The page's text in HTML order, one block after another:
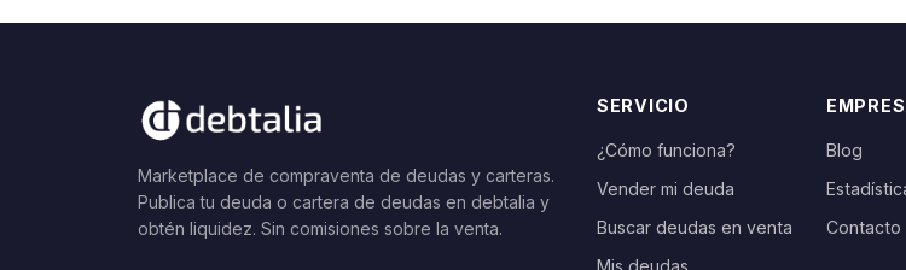
Marketplace de compraventa de deudas y carteras.
Publica tu deuda o cartera de deudas en debtalia y
obtén liquidez. Sin comisiones sobre la venta.
SERVICIO
¿Cómo funciona?
Vender mi deuda
Buscar deudas en venta
Mis deudas
Blog
Contacto